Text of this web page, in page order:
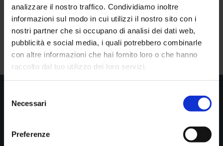
analizzare il nostro traffico. Condividiamo inoltre
informazioni sul modo in cui utilizzi il nostro sito con i
nostri partner che si occupano di analisi dei dati web,
pubblicità e social media, i quali potrebbero combinarle
con altre informazioni che hai fornito loro o che hanno
raccolto dal tuo utilizzo dei loro servizi.
delNecessari
Preferenze
Programma domenica 24 marzo-2